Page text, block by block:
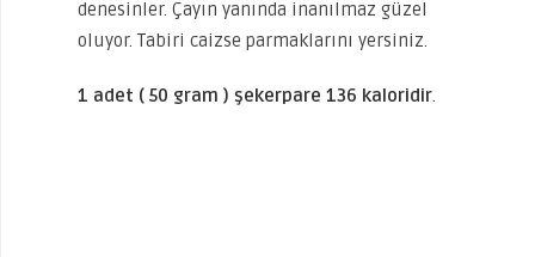
denesinler. Çayın yanında inanılmaz güzel
oluyor. Tabiri caizse parmaklarını yersiniz.
1 adet ( 50 gram ) şekerpare 136 kaloridir.